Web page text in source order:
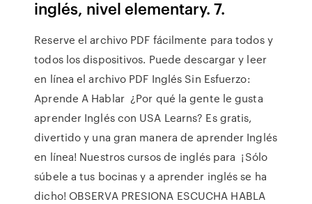
inglés, nivel elementary. 7.
Reserve el archivo PDF fácilmente para todos y
todos los dispositivos. Puede descargar y leer
en línea el archivo PDF Inglés Sin Esfuerzo:
Aprende A Hablar ¿Por qué la gente le gusta
aprender Inglés con USA Learns? Es gratis,
divertido y una gran manera de aprender Inglés
en línea! Nuestros cursos de inglés para ¡Sólo
súbele a tus bocinas y a aprender inglés se ha
dicho! OBSERVA PRESIONA ESCUCHA HABLA